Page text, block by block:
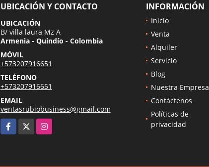
UBICACIÓN Y CONTACTO
UBICACIÓN
B/ villa laura Mz A
Armenia - Quindío - Colombia
MÓVIL
+573207916651
TELÉFONO
+573207916651
EMAIL
ventasrubiobusiness@gmail.com
Facebook
Instagram
INFORMACIÓN
Inicio
Venta
Alquiler
Servicio
Blog
Nuestra Empresa
Contáctenos
Políticas de
privacidad